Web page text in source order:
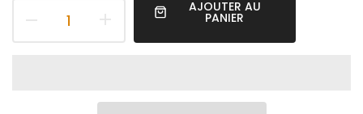
AJOUTER AU
PANIER